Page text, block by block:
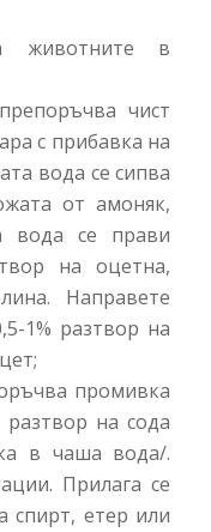
животните в
чист
с прибавка на
вода се сипва
от амоняк,
вода се прави
на оцетна,
Направете
1% разтвор на
промивка
разтвор на сода
в чаша вода/.
Прилага се
спирт, етер или